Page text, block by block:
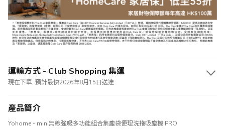
運輸方式 - Club Shopping 集運
現在下單, 預計最快2026年8月15日送達
產品簡介
Yohome - mini無線強吸多功能組合集塵袋便理洗拖吸塵機 PRO